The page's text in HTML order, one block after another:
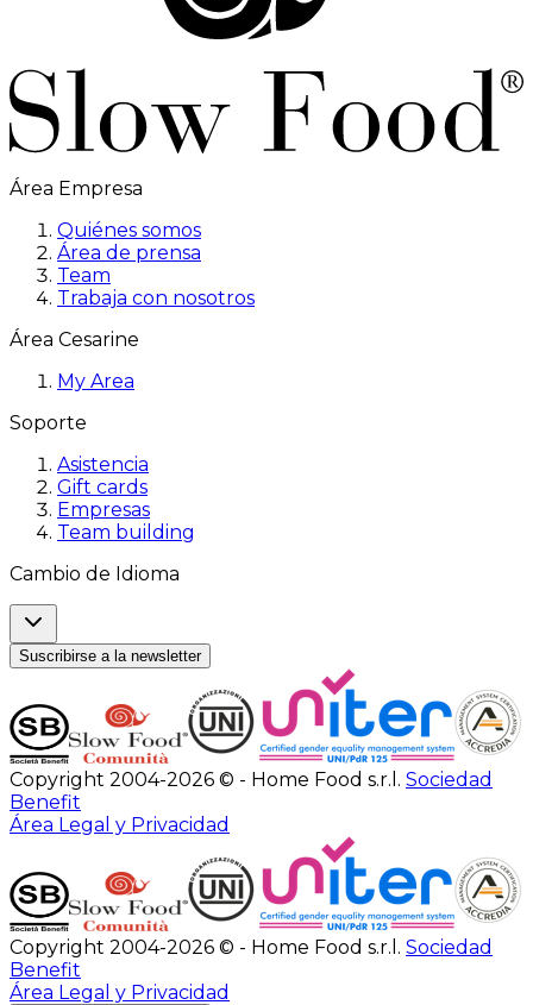
Área Empresa
Quiénes somos
Área de prensa
Team
Trabaja con nosotros
Área Cesarine
My Area
Soporte
Asistencia
Gift cards
Empresas
Team building
Cambio de Idioma
Suscribirse a la newsletter
Copyright 2004-2026 © - Home Food s.r.l. Sociedad
Benefit
Área Legal y Privacidad
Copyright 2004-2026 © - Home Food s.r.l. Sociedad
Benefit
Área Legal y Privacidad